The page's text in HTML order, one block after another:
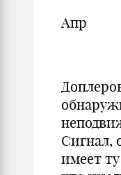
Апр
Сигнал,
имеет